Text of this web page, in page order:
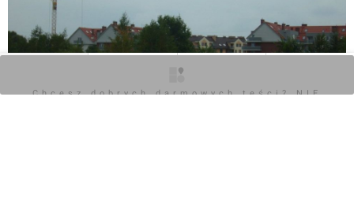
Chcesz dobrych darmowych teści? NIE